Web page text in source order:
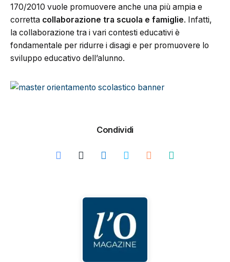
170/2010 vuole promuovere anche una più ampia e
corretta collaborazione tra scuola e famiglie. Infatti,
la collaborazione tra i vari contesti educativi è
fondamentale per ridurre i disagi e per promuovere lo
sviluppo educativo dell’alunno.
Condividi